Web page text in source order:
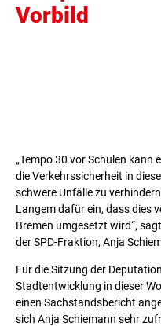
Vorbild
„Tempo 30 vor Schulen kann
die Verkehrssicherheit in
schwere Unfälle zu
Langem dafür ein, dass dies
Bremen umgesetzt wird“,
der SPD-Fraktion, Anja
Für die Sitzung der
Stadtentwicklung in dieser
einen Sachstandsbericht
sich Anja Schiemann sehr